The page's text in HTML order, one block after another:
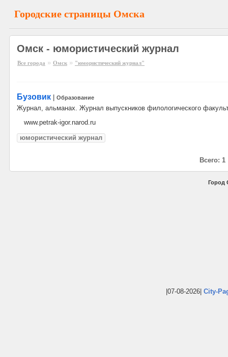
Городские страницы Омска
Омск - юмористический журнал
Все города » Омск » "юмористический журнал"
Бузовик Образование
Журнал, альманах. Журнал выпускников филологического
www.petrak-igor.narod.ru
юмористический журнал
Всего: 1
Город
|07-08-2026| City-